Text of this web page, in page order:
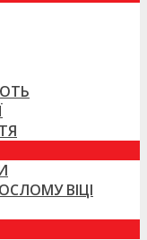
ВІЦІ